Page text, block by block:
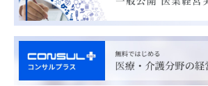
ー
ジ
送
り